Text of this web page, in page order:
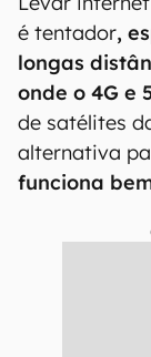
é tentador,
longas
onde o 4G e
de satélites
alternativa
funciona